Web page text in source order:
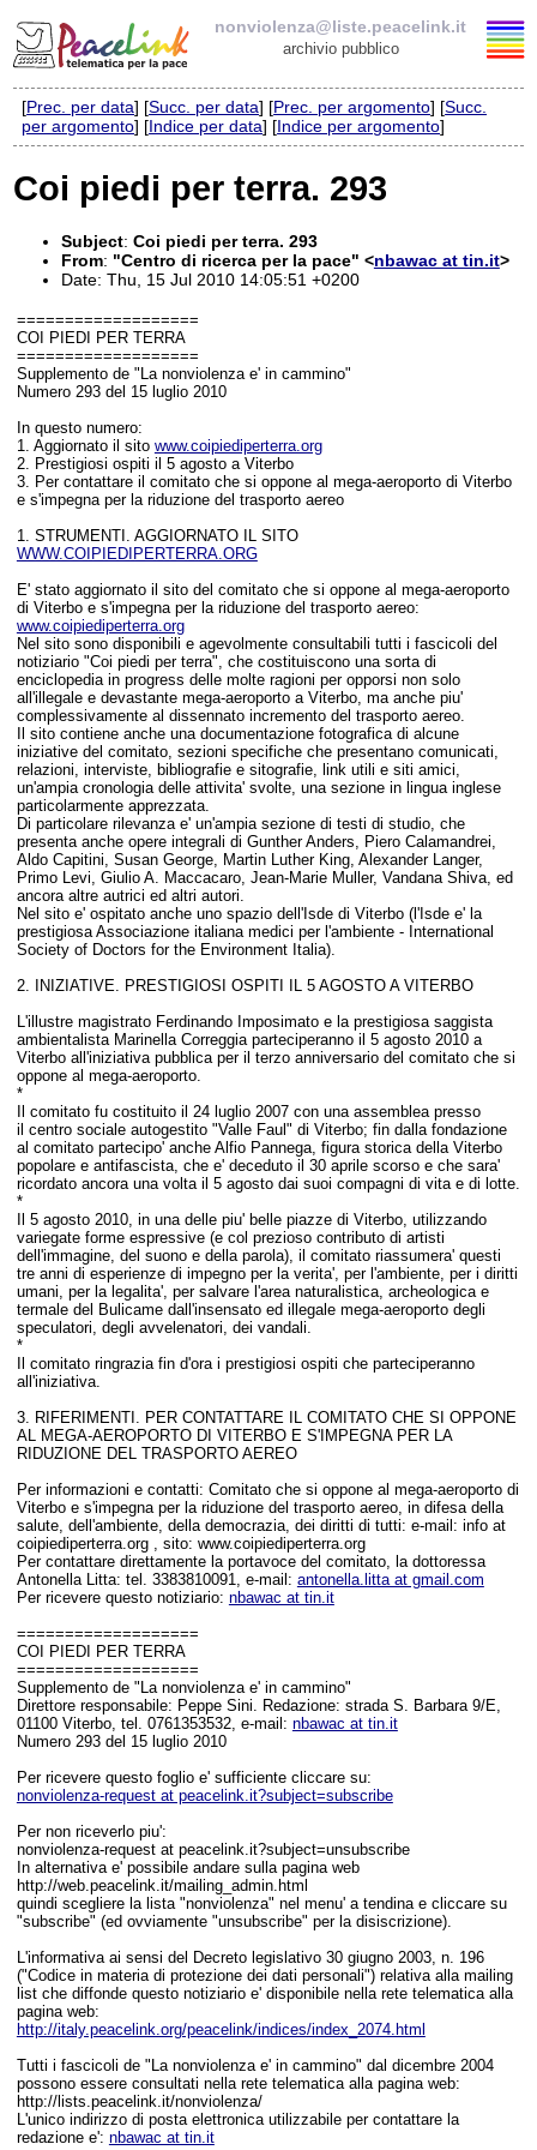
nonviolenza@liste.peacelink.it
archivio pubblico
Elenco delle liste
Informativa sulla privacy
Richieste di rimozione
[Prec. per data] [Succ. per data] [Prec. per argomento] [Succ.
per argomento] [Indice per data] [Indice per argomento]
Coi piedi per terra. 293
Subject: Coi piedi per terra. 293
From: "Centro di ricerca per la pace" <nbawac at tin.it>
Date: Thu, 15 Jul 2010 14:05:51 +0200
===================
COI PIEDI PER TERRA
===================
Supplemento de "La nonviolenza e' in cammino"
Numero 293 del 15 luglio 2010
In questo numero:
1. Aggiornato il sito www.coipiediperterra.org
2. Prestigiosi ospiti il 5 agosto a Viterbo
3. Per contattare il comitato che si oppone al mega-aeroporto di Viterbo
e s'impegna per la riduzione del trasporto aereo
1. STRUMENTI. AGGIORNATO IL SITO
WWW.COIPIEDIPERTERRA.ORG
E' stato aggiornato il sito del comitato che si oppone al mega-aeroporto
di Viterbo e s'impegna per la riduzione del trasporto aereo:
www.coipiediperterra.org
Nel sito sono disponibili e agevolmente consultabili tutti i fascicoli del
notiziario "Coi piedi per terra", che costituiscono una sorta di
enciclopedia in progress delle molte ragioni per opporsi non solo
all'illegale e devastante mega-aeroporto a Viterbo, ma anche piu'
complessivamente al dissennato incremento del trasporto aereo.
Il sito contiene anche una documentazione fotografica di alcune
iniziative del comitato, sezioni specifiche che presentano comunicati,
relazioni, interviste, bibliografie e sitografie, link utili e siti amici,
un'ampia cronologia delle attivita' svolte, una sezione in lingua inglese
particolarmente apprezzata.
Di particolare rilevanza e' un'ampia sezione di testi di studio, che
presenta anche opere integrali di Gunther Anders, Piero Calamandrei,
Aldo Capitini, Susan George, Martin Luther King, Alexander Langer,
Primo Levi, Giulio A. Maccacaro, Jean-Marie Muller, Vandana Shiva, ed
ancora altre autrici ed altri autori.
Nel sito e' ospitato anche uno spazio dell'Isde di Viterbo (l'Isde e' la
prestigiosa Associazione italiana medici per l'ambiente - International
Society of Doctors for the Environment Italia).
2. INIZIATIVE. PRESTIGIOSI OSPITI IL 5 AGOSTO A VITERBO
L'illustre magistrato Ferdinando Imposimato e la prestigiosa saggista
ambientalista Marinella Correggia parteciperanno il 5 agosto 2010 a
Viterbo all'iniziativa pubblica per il terzo anniversario del comitato che si
oppone al mega-aeroporto.
*
Il comitato fu costituito il 24 luglio 2007 con una assemblea presso
il centro sociale autogestito "Valle Faul" di Viterbo; fin dalla fondazione
al comitato partecipo' anche Alfio Pannega, figura storica della Viterbo
popolare e antifascista, che e' deceduto il 30 aprile scorso e che sara'
ricordato ancora una volta il 5 agosto dai suoi compagni di vita e di lotte.
*
Il 5 agosto 2010, in una delle piu' belle piazze di Viterbo, utilizzando
variegate forme espressive (e col prezioso contributo di artisti
dell'immagine, del suono e della parola), il comitato riassumera' questi
tre anni di esperienze di impegno per la verita', per l'ambiente, per i diritti
umani, per la legalita', per salvare l'area naturalistica, archeologica e
termale del Bulicame dall'insensato ed illegale mega-aeroporto degli
speculatori, degli avvelenatori, dei vandali.
*
Il comitato ringrazia fin d'ora i prestigiosi ospiti che parteciperanno
all'iniziativa.
3. RIFERIMENTI. PER CONTATTARE IL COMITATO CHE SI OPPONE
AL MEGA-AEROPORTO DI VITERBO E S'IMPEGNA PER LA
RIDUZIONE DEL TRASPORTO AEREO
Per informazioni e contatti: Comitato che si oppone al mega-aeroporto di
Viterbo e s'impegna per la riduzione del trasporto aereo, in difesa della
salute, dell'ambiente, della democrazia, dei diritti di tutti: e-mail: info at
coipiediperterra.org , sito: www.coipiediperterra.org
Per contattare direttamente la portavoce del comitato, la dottoressa
Antonella Litta: tel. 3383810091, e-mail: antonella.litta at gmail.com
Per ricevere questo notiziario: nbawac at tin.it
===================
COI PIEDI PER TERRA
===================
Supplemento de "La nonviolenza e' in cammino"
Direttore responsabile: Peppe Sini. Redazione: strada S. Barbara 9/E,
01100 Viterbo, tel. 0761353532, e-mail: nbawac at tin.it
Numero 293 del 15 luglio 2010
Per ricevere questo foglio e' sufficiente cliccare su:
nonviolenza-request at peacelink.it?subject=subscribe
Per non riceverlo piu':
nonviolenza-request at peacelink.it?subject=unsubscribe
In alternativa e' possibile andare sulla pagina web
http://web.peacelink.it/mailing_admin.html
quindi scegliere la lista "nonviolenza" nel menu' a tendina e cliccare su
"subscribe" (ed ovviamente "unsubscribe" per la disiscrizione).
L'informativa ai sensi del Decreto legislativo 30 giugno 2003, n. 196
("Codice in materia di protezione dei dati personali") relativa alla mailing
list che diffonde questo notiziario e' disponibile nella rete telematica alla
pagina web:
http://italy.peacelink.org/peacelink/indices/index_2074.html
Tutti i fascicoli de "La nonviolenza e' in cammino" dal dicembre 2004
possono essere consultati nella rete telematica alla pagina web:
http://lists.peacelink.it/nonviolenza/
L'unico indirizzo di posta elettronica utilizzabile per contattare la
redazione e': nbawac at tin.it